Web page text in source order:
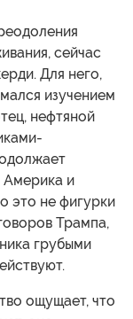
сейчас
Для него,
изучением
нефтяной
Америка и
это не фигурки
Трампа,
грубыми
ощущает, что